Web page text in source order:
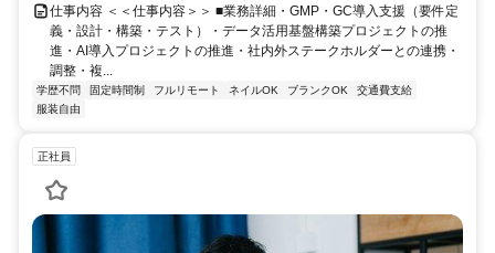
仕事内容 ＜＜仕事内容＞＞ ■業務詳細・GMP・GC導入支援（要件定
義・設計・構築・テスト）・データ活用基盤構築プロジェクトの推
進・AI導入プロジェクトの推進・社内外ステークホルダーとの連携・
調整・複...
学歴不問 固定時間制 フルリモート ネイルOK ブランクOK
交通費支給
服装自由
正社員